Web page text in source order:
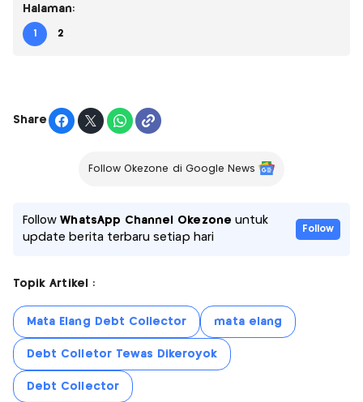
Halaman:
1 2
Share
Follow Okezone di Google News
FollowWhatsApp Channel Okezone untuk
update berita terbaru setiap hari
Follow
Topik Artikel :
Mata Elang Debt Collector mata elang
Debt Colletor Tewas Dikeroyok
Debt Collector